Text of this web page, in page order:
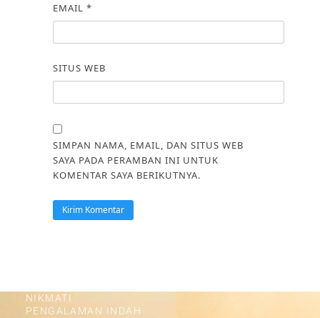
EMAIL*
SITUS WEB
SIMPAN NAMA, EMAIL, DAN SITUS WEB
SAYA PADA PERAMBAN INI UNTUK
KOMENTAR SAYA BERIKUTNYA.
NIKMATI
PENGALAMAN INDAH